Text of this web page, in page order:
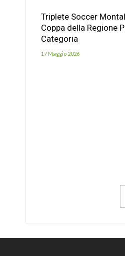
Triplete Soccer
Coppa della Regione
Categoria
17 Maggio 2026